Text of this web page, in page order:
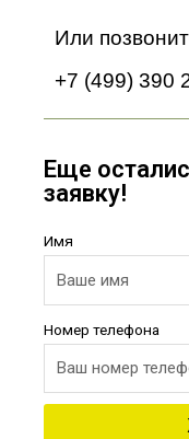
Или
+7 (499) 390
Еще
заявку!
Имя
Номер телефона